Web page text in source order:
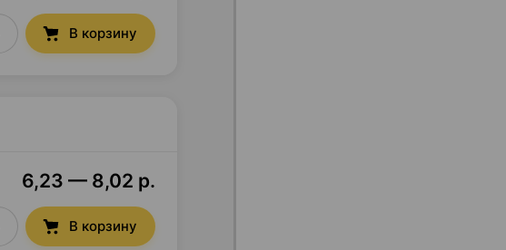
В корзину
6,23 — 8,02 р.
В корзину